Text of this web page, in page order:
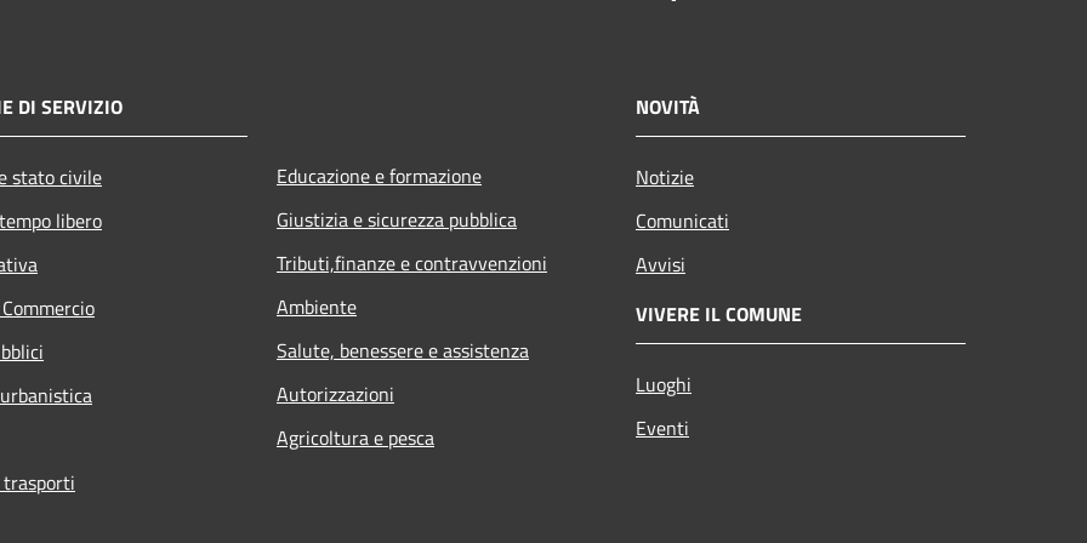
DI SERVIZIO
stato civile
libero
Educazione e formazione
Giustizia e sicurezza pubblica
Tributi,finanze e contravvenzioni
Ambiente
Salute, benessere e assistenza
Autorizzazioni
Agricoltura e pesca
NOVITÀ
Notizie
Comunicati
Avvisi
VIVERE IL COMUNE
Luoghi
Eventi